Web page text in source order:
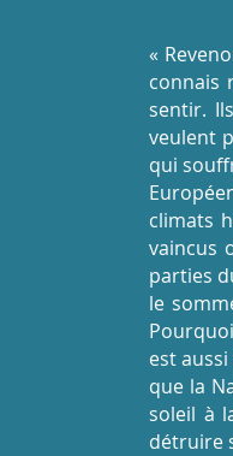
«
connais
sentir.
veulent
qui
climats
vaincus
parties
le
est
que la
soleil à
détruire